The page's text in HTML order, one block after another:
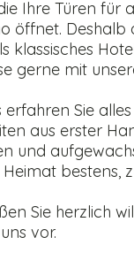
Ihre Türen für
öffnet. Deshalb
klassisches
gerne mit
erfahren Sie
aus erster
und
bestens,
Sie herzlich
vor.